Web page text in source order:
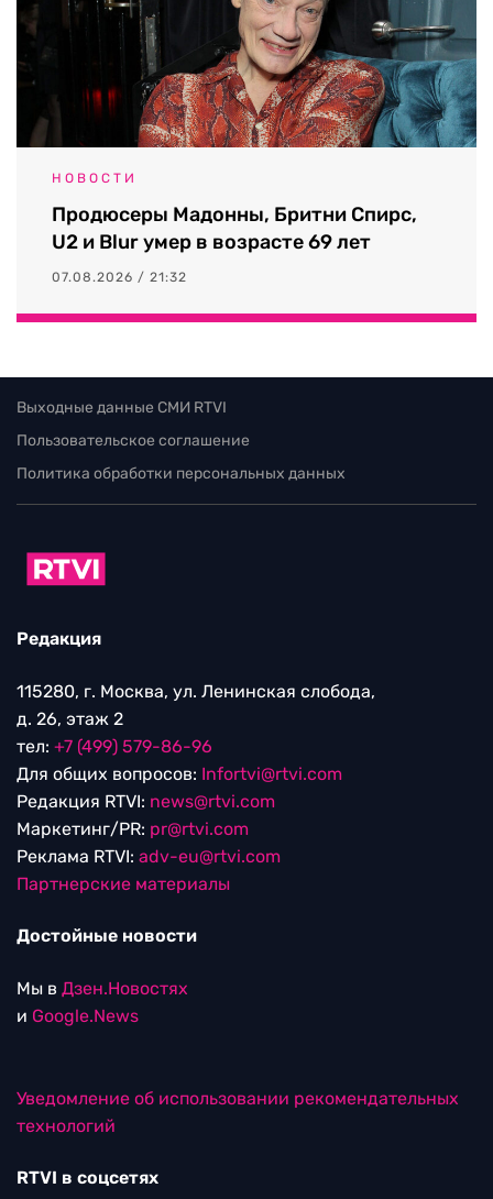
НОВОСТИ
Продюсеры Мадонны, Бритни Спирс,
U2 и Blur умер в возрасте 69 лет
07.08.2026 / 21:32
Выходные данные СМИ RTVI
Пользовательское соглашение
Политика обработки персональных данных
Редакция
115280, г. Москва, ул. Ленинская слобода,
д. 26, этаж 2
тел: +7 (499) 579-86-96
Для общих вопросов: Infortvi@rtvi.com
Редакция RTVI: news@rtvi.com
Маркетинг/PR: pr@rtvi.com
Реклама RTVI: adv-eu@rtvi.com
Партнерские материалы
Достойные новости
Мы в Дзен.Новостях
и Google.News
Уведомление об использовании рекомендательных
технологий
RTVI в соцсетях